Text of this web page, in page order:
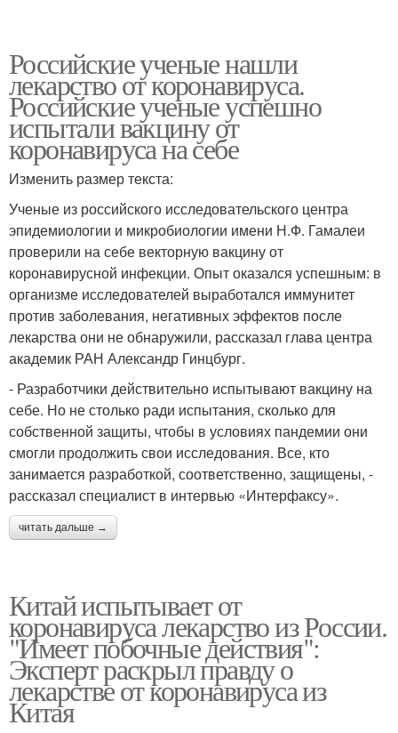
Российские ученые нашли
лекарство от коронавируса.
Российские ученые успешно
испытали вакцину от
коронавируса на себе
Изменить размер текста:
Ученые из российского исследовательского центра
эпидемиологии и микробиологии имени Н.Ф. Гамалеи
проверили на себе векторную вакцину от
коронавирусной инфекции. Опыт оказался успешным: в
организме исследователей выработался иммунитет
против заболевания, негативных эффектов после
лекарства они не обнаружили, рассказал глава центра
академик РАН Александр Гинцбург.
- Разработчики действительно испытывают вакцину на
себе. Но не столько ради испытания, сколько для
собственной защиты, чтобы в условиях пандемии они
смогли продолжить свои исследования. Все, кто
занимается разработкой, соответственно, защищены, -
рассказал специалист в интервью «Интерфаксу».
читать дальше →
Китай испытывает от
коронавируса лекарство из России.
"Имеет побочные действия":
Эксперт раскрыл правду о
лекарстве от коронавируса из
Китая